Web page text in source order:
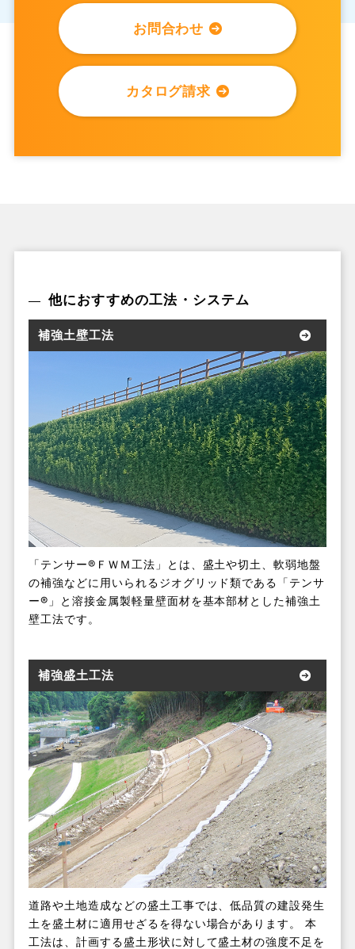
お問合わせ
カタログ請求
他におすすめの工法・システム
補強土壁工法
「テンサー®ＦＷＭ工法」とは、盛土や切土、軟弱地盤
の補強などに用いられるジオグリッド類である「テンサ
ー®」と溶接金属製軽量壁面材を基本部材とした補強土
壁工法です。
補強盛土工法
道路や土地造成などの盛土工事では、低品質の建設発生
土を盛土材に適用せざるを得ない場合があります。 本
工法は、計画する盛土形状に対して盛土材の強度不足を